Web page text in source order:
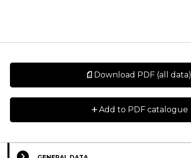
Download PDF (all data)
+Add to PDF catalogue